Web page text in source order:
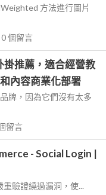
方法進行圖片
0個留言
掛推薦，適合經營教
內容商業化部署
牌，因為它們沒有太多
留言
- Social Login |
驗證繞過漏洞，使...